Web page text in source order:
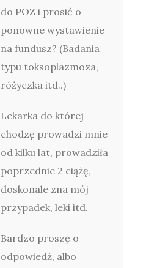
do POZ i prosić o
ponowne wystawienie
na fundusz? (Badania
typu toksoplazmoza,
różyczka itd..)
Lekarka do której
chodzę prowadzi mnie
od kilku lat, prowadziła
poprzednie 2 ciążę,
doskonale zna mój
przypadek, leki itd.
Bardzo proszę o
odpowiedź, albo